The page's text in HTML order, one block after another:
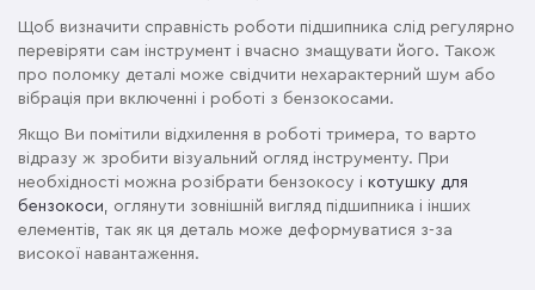
Щоб визначити справність роботи підшипника слід регулярно
перевіряти сам інструмент і вчасно змащувати його. Також
про поломку деталі може свідчити нехарактерний шум або
вібрація при включенні і роботі з бензокосами.
Якщо Ви помітили відхилення в роботі тримера, то варто
відразу ж зробити візуальний огляд інструменту. При
необхідності можна розібрати бензокосу і котушку для
бензокоси , оглянути зовнішній вигляд підшипника і інших
елементів, так як ця деталь може деформуватися з-за
високої навантаження.